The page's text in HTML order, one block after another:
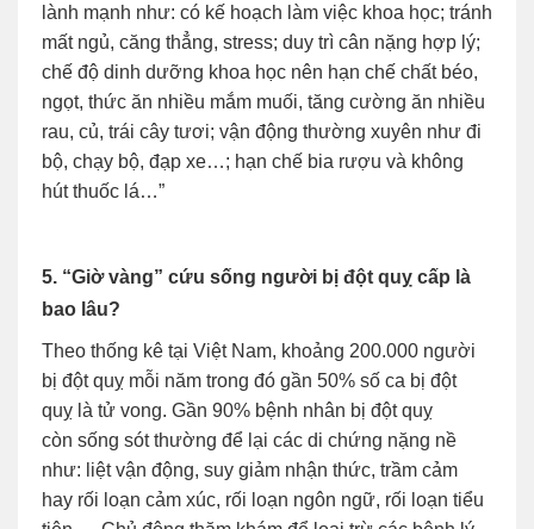
lành mạnh như: có kế hoạch làm việc khoa học; tránh
mất ngủ, căng thẳng, stress; duy trì cân nặng hợp lý;
chế độ dinh dưỡng khoa học nên hạn chế chất béo,
ngọt, thức ăn nhiều mắm muối, tăng cường ăn nhiều
rau, củ, trái cây tươi; vận động thường xuyên như đi
bộ, chạy bộ, đạp xe…; hạn chế bia rượu và không
hút thuốc lá…”
5. “Giờ vàng” cứu sống người bị đột quỵ cấp là
bao lâu?
Theo thống kê tại Việt Nam, khoảng 200.000 người
bị đột quỵ mỗi năm trong đó gần 50% số ca bị đột
quỵ là tử vong. Gần 90% bệnh nhân bị đột quỵ
còn sống sót thường để lại các di chứng nặng nề
như: liệt vận động, suy giảm nhận thức, trầm cảm
hay rối loạn cảm xúc, rối loạn ngôn ngữ, rối loạn tiểu